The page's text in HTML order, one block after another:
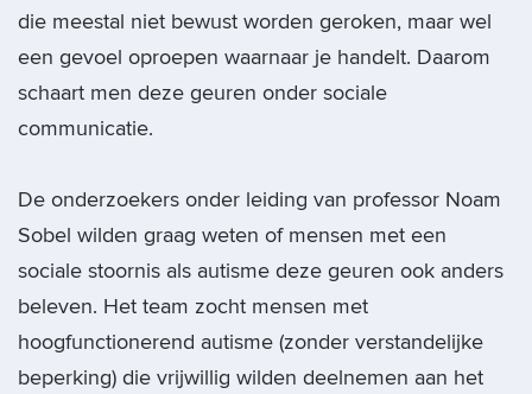
die meestal niet bewust worden geroken, maar wel
een gevoel oproepen waarnaar je handelt. Daarom
schaart men deze geuren onder sociale
communicatie.
De onderzoekers onder leiding van professor Noam
Sobel wilden graag weten of mensen met een
sociale stoornis als autisme deze geuren ook anders
beleven. Het team zocht mensen met
hoogfunctionerend autisme (zonder verstandelijke
beperking) die vrijwillig wilden deelnemen aan het